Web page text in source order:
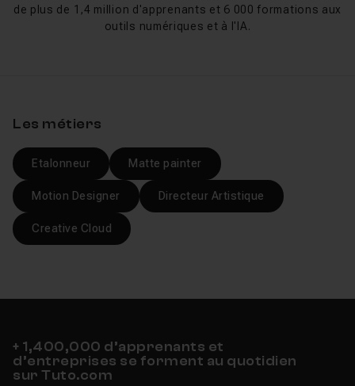
de plus de 1,4 million d'apprenants et 6 000 formations aux
outils numériques et à l'IA.
Les métiers
Etalonneur Matte painter
Motion Designer Directeur Artistique
Creative Cloud
+ 1,400,000 d’apprenants et
d’entreprises se forment au quotidien
sur Tuto.com